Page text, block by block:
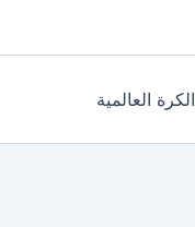
الكرة العالمية